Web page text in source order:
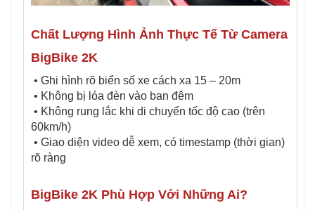
Chất Lượng Hình Ảnh Thực Tế Từ Camera
BigBike 2K
• Ghi hình rõ biển số xe cách xa 15 – 20m
• Không bị lóa đèn vào ban đêm
• Không rung lắc khi di chuyển tốc độ cao (trên
60km/h)
• Giao diện video dễ xem, có timestamp (thời gian)
rõ ràng
BigBike 2K Phù Hợp Với Những Ai?